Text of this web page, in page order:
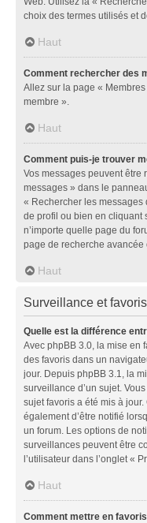
choix des termes utilisés et
Haut
Comment rechercher des
Allez sur la page «
membre ».
Haut
Comment puis-je trouver
Vos messages peuvent être
messages » dans le
« Rechercher les messages
de profil ou bien en cliquant
n’importe quelle page du
page de recherche
Haut
Surveillance et favoris
Quelle est la différence
Avec phpBB 3.0, la mise en
des favoris dans un
jour. Depuis phpBB 3.1, la
surveillance d’un sujet.
sujet favoris a été mis à
également d’être notifié
un forum. Les options de
surveillances peuvent être
l’utilisateur dans l’onglet «
Haut
Comment mettre en